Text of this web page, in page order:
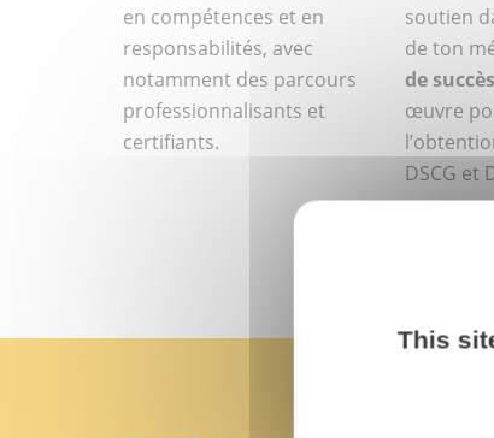
en compétences et en
responsabilités, avec
notamment des parcours
professionnalisants et
certifiants.
soutien
de ton
de succès
œuvre
DSCG et
This